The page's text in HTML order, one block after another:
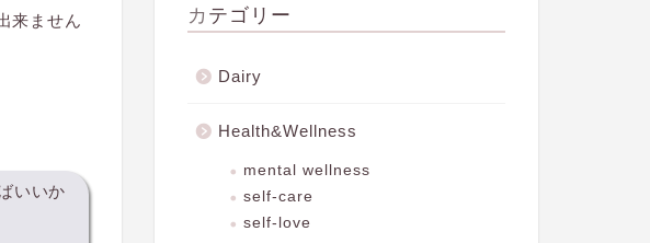
来ません
いいか
カテゴリー
Dairy
Health&Wellness
mental wellness
self-care
self-love